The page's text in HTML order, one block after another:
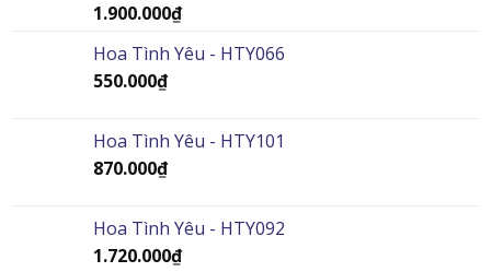
1.900.000₫
Hoa Tình Yêu - HTY066
550.000₫
Hoa Tình Yêu - HTY101
870.000₫
Hoa Tình Yêu - HTY092
1.720.000₫